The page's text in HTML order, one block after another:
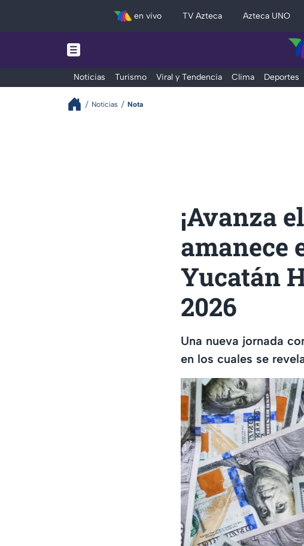
en vivo TV Azteca Azteca UNO
Noticias Turismo Viral y Tendencia Clima Deportes
Noticias Nota
¡Avanza
amanece
Yucatán
2026
Una nueva jornada
en los cuales se